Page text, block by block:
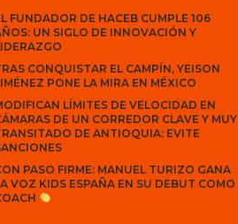
FUNDADOR DE HACEB CUMPLE 106
UN SIGLO DE INNOVACIÓN Y
CONQUISTAR EL CAMPÍN, YEISON
PONE LA MIRA EN MÉXICO
LÍMITES DE VELOCIDAD EN
DE UN CORREDOR CLAVE Y MUY
DE ANTIOQUIA: EVITE
PASO FIRME: MANUEL TURIZO GANA
VOZ KIDS ESPAÑA EN SU DEBUT COMO